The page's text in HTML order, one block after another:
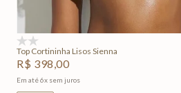
Adicionar na sacola
Top Cortininha Lisos Sienna
R$ 398,00
Em até6x sem juros